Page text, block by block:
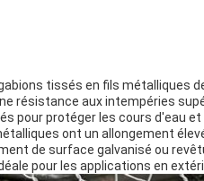
tissés en fils métalliques
résistance aux intempéries
pour protéger les cours d'eau
ont un allongement
de surface galvanisé ou
pour les applications en